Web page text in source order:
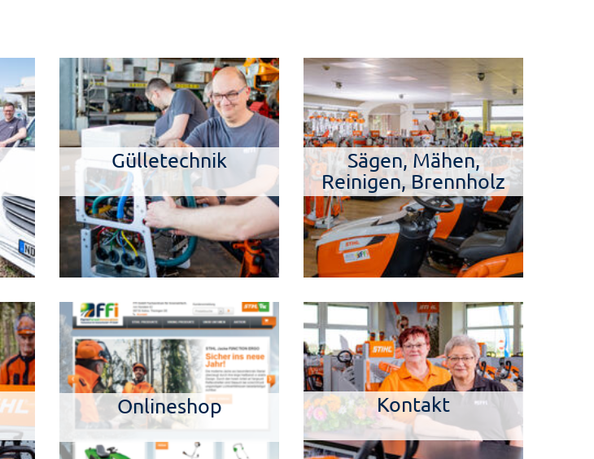
Gülletechnik
Sägen, Mähen,
Reinigen, Brennholz
Onlineshop Kontakt